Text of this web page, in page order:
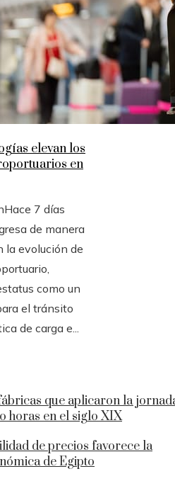
elevan los
en
Hace 7 días
de manera
la evolución de
como un
el tránsito
de carga e...
que aplicaron la
horas en el siglo XIX
de precios favorece la
de Egipto